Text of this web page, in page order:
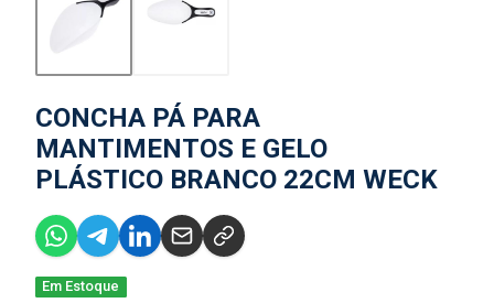
CONCHA PÁ PARA
MANTIMENTOS E GELO
PLÁSTICO BRANCO 22CM WECK
Em Estoque